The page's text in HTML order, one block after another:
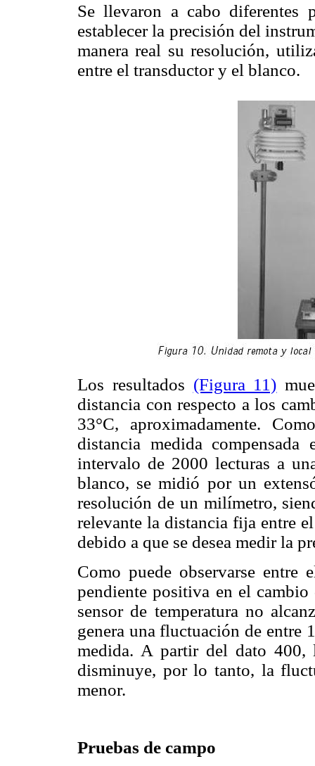
Se llevaron a cabo diferentes
establecer la precisión del
manera real su resolución,
entre el transductor y el blanco.
Los resultados (Figura 11)
distancia con respecto a los
33°C, aproximadamente.
distancia medida
intervalo de 2000 lecturas a
blanco, se midió por un
resolución de un milímetro,
relevante la distancia fija entre
debido a que se desea medir la
Como puede observarse
pendiente positiva en el
sensor de temperatura no
genera una fluctuación de entre
medida. A partir del dato 400,
disminuye, por lo tanto, la
menor.
Pruebas de campo